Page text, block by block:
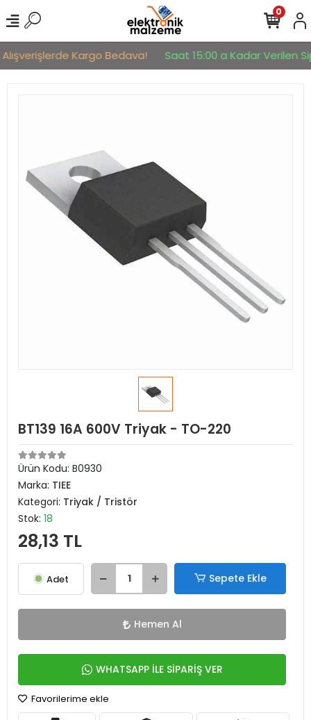
Kargo Bedava! Saat 15:00 a Kadar Verilen
0
BT139 16A 600V Triyak - TO-220
Ürün Kodu: B0930
Marka: TIEE
Kategori: Triyak / Tristör
Stok: 18
28,13 TL
Adet Sepete Ekle
Hemen Al
WHATSAPP İLE SİPARİŞ VER
Favorilerime ekle